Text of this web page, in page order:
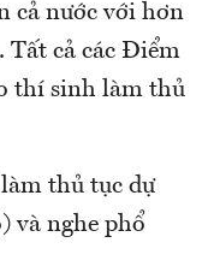
cả nước với hơn
Tất cả các Điểm
thí sinh làm thủ
thủ tục dự
và nghe phổ